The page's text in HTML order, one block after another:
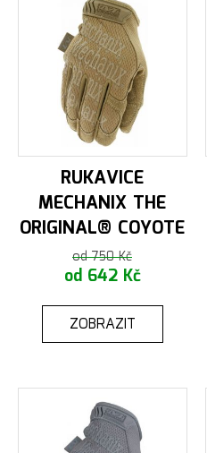
RUKAVICE
MECHANIX THE
ORIGINAL® COYOTE
od 750 Kč
od 642 Kč
ZOBRAZIT